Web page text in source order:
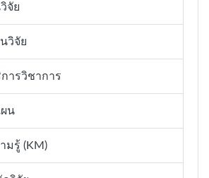
จัย
วิจัย
ารวิชาการ
น
มรู้ (KM)